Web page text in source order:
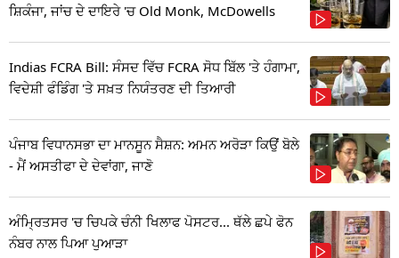
ਸ਼ਿਕੰਜਾ, ਜਾਂਚ ਦੇ ਦਾਇਰੇ 'ਚ Old Monk, McDowells
Indias FCRA Bill: ਸੰਸਦ ਵਿੱਚ FCRA ਸੋਧ ਬਿੱਲ 'ਤੇ ਹੰਗਾਮਾ,
ਵਿਦੇਸ਼ੀ ਫੰਡਿੰਗ 'ਤੇ ਸਖ਼ਤ ਨਿਯੰਤਰਣ ਦੀ ਤਿਆਰੀ
ਪੰਜਾਬ ਵਿਧਾਨਸਭਾ ਦਾ ਮਾਨਸੂਨ ਸੈਸ਼ਨ: ਅਮਨ ਅਰੋੜਾ ਕਿਉਂ ਬੋਲੇ
- ਮੈਂ ਅਸਤੀਫਾ ਦੇ ਦੇਵਾਂਗਾ, ਜਾਣੋ
ਅੰਮ੍ਰਿਤਸਰ 'ਚ ਚਿਪਕੇ ਚੰਨੀ ਖਿਲਾਫ ਪੋਸਟਰ... ਥੱਲੇ ਛਪੇ ਫੋਨ
ਨੰਬਰ ਨਾਲ ਪਿਆ ਪੁਆੜਾ